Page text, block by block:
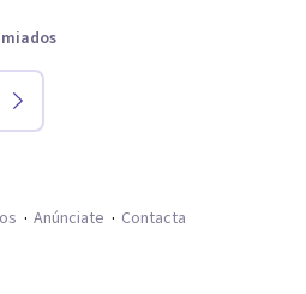
Anúnciate Contacta